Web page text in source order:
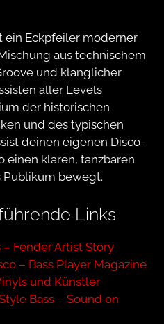
ein Eckpfeiler moderner
aus technischem
und klanglicher
aller Levels
der historischen
und des typischen
deinen eigenen Disco-
einen klaren, tanzbaren
Publikum bewegt.
Links
Fender Artist Story
– Bass Player Magazine
und Künstler
Bass – Sound on